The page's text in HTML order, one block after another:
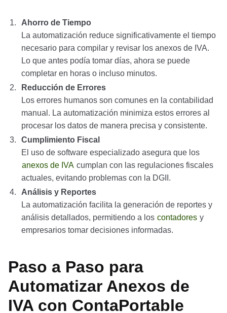
Ahorro de Tiempo
La automatización reduce significativamente el tiempo
necesario para compilar y revisar los anexos de IVA.
Lo que antes podía tomar días, ahora se puede
completar en horas o incluso minutos.
Reducción de Errores
Los errores humanos son comunes en la contabilidad
manual. La automatización minimiza estos errores al
procesar los datos de manera precisa y consistente.
Cumplimiento Fiscal
El uso de software especializado asegura que los
anexos de IVA cumplan con las regulaciones fiscales
actuales, evitando problemas con la DGII.
Análisis y Reportes
La automatización facilita la generación de reportes y
análisis detallados, permitiendo a los contadores y
empresarios tomar decisiones informadas.
Paso a Paso para
Automatizar Anexos de
IVA con ContaPortable